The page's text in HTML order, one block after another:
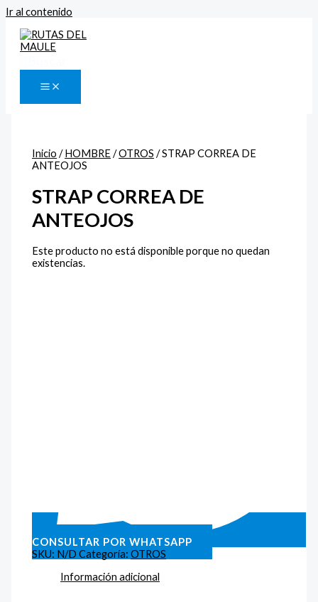
Ir al contenido
Inicio /HOMBRE/OTROS / STRAP CORREA DE
ANTEOJOS
STRAP CORREA DE
ANTEOJOS
Este producto no está disponible porque no quedan
existencias.
CONSULTAR POR WHATSAPP
SKU: N/D Categoría:OTROS
Información adicional